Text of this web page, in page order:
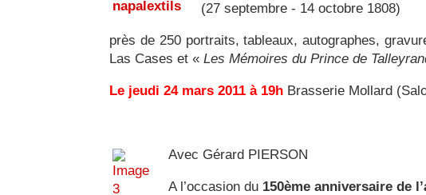
(27 septembre - 14 octobre 1808)
près de 250 portraits, tableaux, autographes,
Las Cases et « Les Mémoires du Prince de
Le jeudi 24 mars 2011 à 19h Brasserie Mollard
Avec Gérard PIERSON
A l’occasion du 150ème anniversaire de